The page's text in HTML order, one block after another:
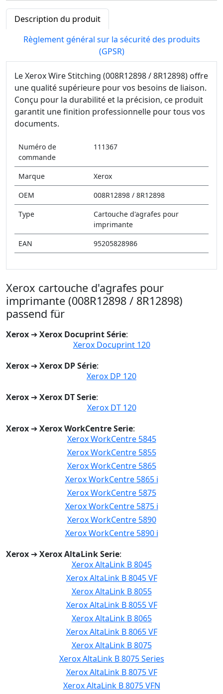
Description du produit
Règlement général sur la sécurité des produits
(GPSR)
Le Xerox Wire Stitching (008R12898 / 8R12898) offre
une qualité supérieure pour vos besoins de liaison.
Conçu pour la durabilité et la précision, ce produit
garantit une finition professionnelle pour tous vos
documents.
Numéro de
commande
111367
Marque
Xerox
OEM
008R12898 / 8R12898
Type
Cartouche d'agrafes pour
imprimante
EAN
95205828986
Xerox cartouche d'agrafes pour
imprimante (008R12898 / 8R12898)
passend für
Xerox ➔Xerox Docuprint Série:
Xerox Docuprint 120
Xerox ➔Xerox DP Série:
Xerox DP 120
Xerox ➔Xerox DT Serie:
Xerox DT 120
Xerox ➔Xerox WorkCentre Serie:
Xerox WorkCentre 5845
Xerox WorkCentre 5855
Xerox WorkCentre 5865
Xerox WorkCentre 5865 i
Xerox WorkCentre 5875
Xerox WorkCentre 5875 i
Xerox WorkCentre 5890
Xerox WorkCentre 5890 i
Xerox ➔Xerox AltaLink Serie:
Xerox AltaLink B 8045
Xerox AltaLink B 8045 VF
Xerox AltaLink B 8055
Xerox AltaLink B 8055 VF
Xerox AltaLink B 8065
Xerox AltaLink B 8065 VF
Xerox AltaLink B 8075
Xerox AltaLink B 8075 Series
Xerox AltaLink B 8075 VF
Xerox AltaLink B 8075 VFN